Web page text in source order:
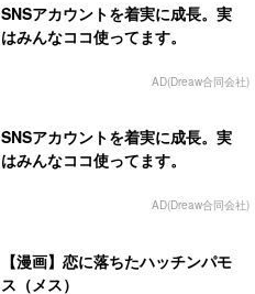
SNSアカウントを着実に成長。実
はみんなココ使ってます。
AD(Dreaw合同会社)
SNSアカウントを着実に成長。実
はみんなココ使ってます。
AD(Dreaw合同会社)
【漫画】恋に落ちたハッチンパモ
ス（メス）